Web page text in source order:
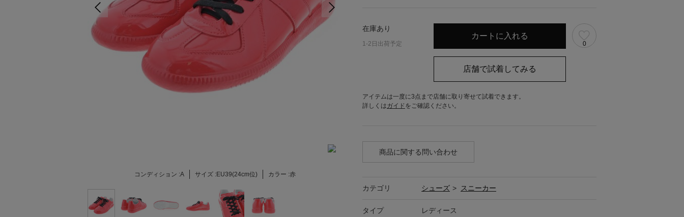
コンディション :A サイズ :EU39(24cm位) カラー :赤
在庫あり
1-2日出荷予定 0
アイテムは一度に3点まで店舗に取り寄せて試着できます。
詳しくはガイド をご確認ください。
商品に関する問い合わせ
カテゴリ シューズ > スニーカー
タイプ レディース